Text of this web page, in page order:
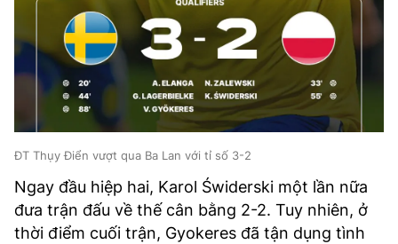
ĐT Thụy Điển vượt qua Ba Lan với tỉ số 3-2
Ngay đầu hiệp hai, Karol Świderski một lần nữa
đưa trận đấu về thế cân bằng 2-2. Tuy nhiên, ở
thời điểm cuối trận, Gyokeres đã tận dụng tình